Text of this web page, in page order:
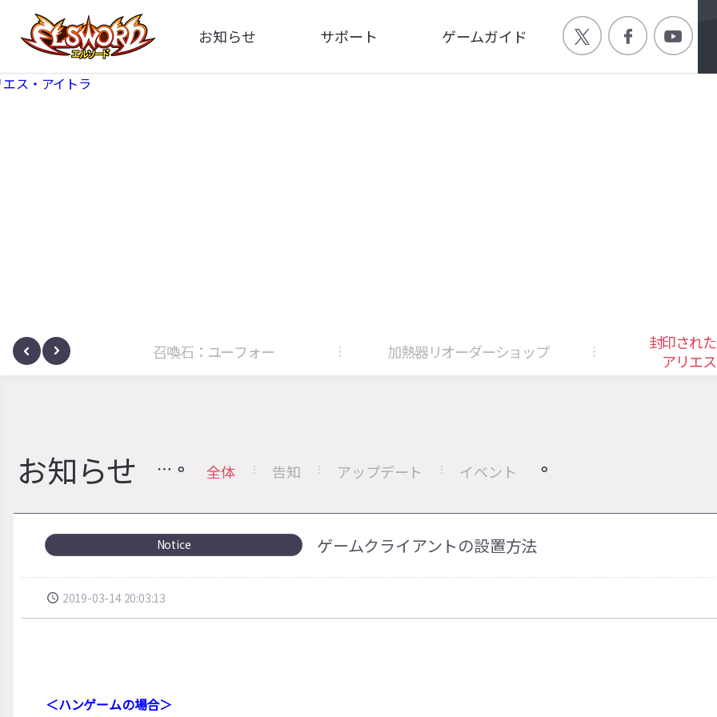
お知らせ
全体
サポート
FAQ
ゲームガイド
ゲーム特徴
サノヴァ 召喚石：ユーフォー 加熱器リオーダーショップ
封印され
アリエ
お知らせ 全体 告知 アップデート イベント
Notice ゲームクライアントの設置方法
2019-03-14 20:03:13
＜ハンゲームの場合＞